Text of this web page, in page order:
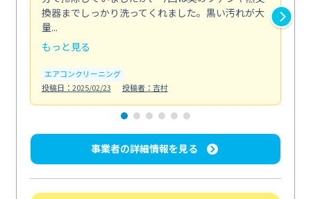
換器までしっかり洗ってくれました。黒い汚れが大
量...
もっと見る
エアコンクリーニング
投稿日：2025/02/23
投稿者：吉村
事業者の詳細情報を見る